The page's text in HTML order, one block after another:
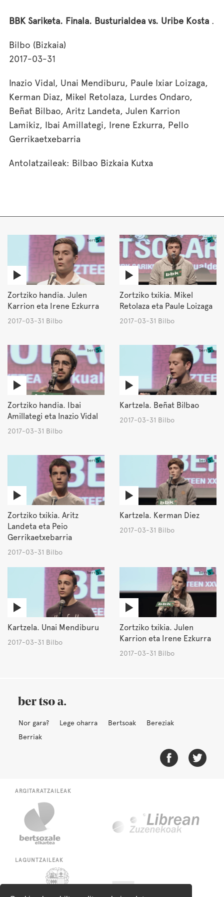
BBK Sariketa. Finala. Busturialdea vs. Uribe Kosta .
Bilbo (Bizkaia)
2017-03-31
Inazio Vidal, Unai Mendiburu, Paule Ixiar Loizaga,
Kerman Diaz, Mikel Retolaza, Lurdes Ondaro,
Beñat Bilbao, Aritz Landeta, Julen Karrion
Lamikiz, Ibai Amillategi, Irene Ezkurra, Pello
Gerrikaetxebarria
Antolatzaileak: Bilbao Bizkaia Kutxa
Zortziko handia. Julen
Karrion eta Irene Ezkurra
2017-03-31 Bilbo
Zortziko txikia. Mikel
Retolaza eta Paule Loizaga
2017-03-31 Bilbo
Zortziko handia. Ibai
Amillategi eta Inazio Vidal
2017-03-31 Bilbo
Kartzela. Beñat Bilbao
2017-03-31 Bilbo
Zortziko txikia. Aritz
Landeta eta Peio
Gerrikaetxebarria
2017-03-31 Bilbo
Kartzela. Kerman Diez
2017-03-31 Bilbo
Kartzela. Unai Mendiburu
2017-03-31 Bilbo
Zortziko txikia. Julen
Karrion eta Irene Ezkurra
2017-03-31 Bilbo
Nor gara? Lege oharra Bertsoak
Bereziak
Berriak
ARGITARATZAILEAK
LAGUNTZAILEAK